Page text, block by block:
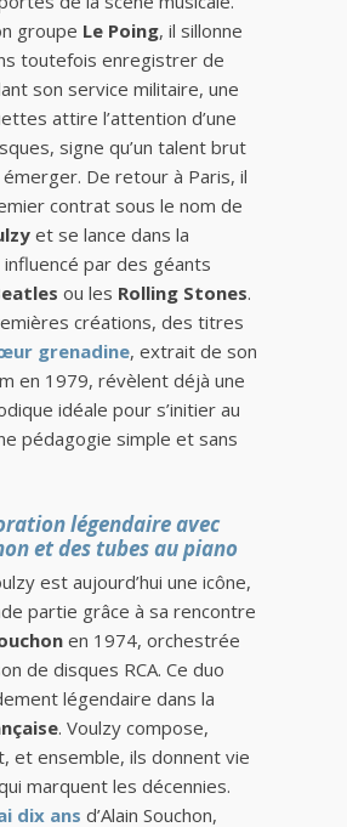
groupe Le Poing, il sillonne
toutefois enregistrer de
son service militaire, une
attire l’attention d’une
signe qu’un talent brut
De retour à Paris, il
contrat sous le nom de
et se lance dans la
par des géants
ou les Rolling Stones.
créations, des titres
grenadine, extrait de son
en 1979, révèlent déjà une
idéale pour s’initier au
pédagogie simple et sans
légendaire avec
et des tubes au piano
est aujourd’hui une icône,
partie grâce à sa rencontre
en 1974, orchestrée
de disques RCA. Ce duo
légendaire dans la
. Voulzy compose,
et ensemble, ils donnent vie
marquent les décennies.
dix ans d’Alain Souchon,